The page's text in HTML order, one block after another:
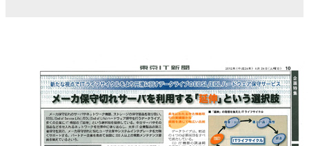
Dell PowerEdge
HPEストレージ
HPEスイッチ
HPEサーバー
Oracleサーバー